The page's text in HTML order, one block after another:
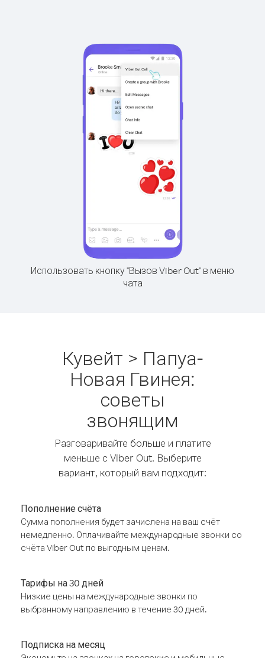
Использовать кнопку "Вызов Viber Out" в меню
чата
Кувейт > Папуа-
Новая Гвинея:
советы
звонящим
Разговаривайте больше и платите
меньше с Viber Out. Выберите
вариант, который вам подходит:
Пополнение счёта
Сумма пополнения будет зачислена на ваш счёт
немедленно. Оплачивайте международные звонки со
счёта Viber Out по выгодным ценам.
Тарифы на 30 дней
Низкие цены на международные звонки по
выбранному направлению в течение 30 дней.
Подписка на месяц